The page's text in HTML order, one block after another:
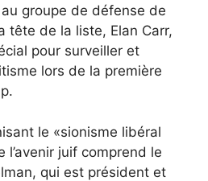
groupe de défense de
tête de la liste, Elan Carr,
pour surveiller et
lors de la première
le «sionisme libéral
l’avenir juif comprend le
qui est président et